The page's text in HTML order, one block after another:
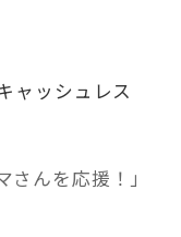
ャッシュレス
んを応援！」